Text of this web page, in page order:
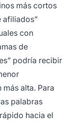
más cortos
afiliados”
con
de
podría recibir
alta. Para
palabras
hacia el